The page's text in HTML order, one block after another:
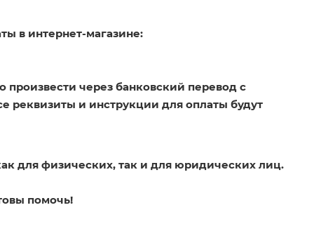
в интернет-магазине:
произвести через банковский перевод с
реквизиты и инструкции для оплаты будут
для физических, так и для юридических лиц.
помочь!